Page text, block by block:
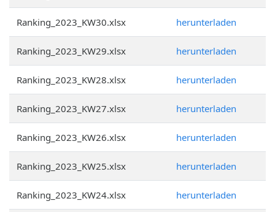
Ranking_2023_KW30.xlsx herunterladen
Ranking_2023_KW29.xlsx herunterladen
Ranking_2023_KW28.xlsx herunterladen
Ranking_2023_KW27.xlsx herunterladen
Ranking_2023_KW26.xlsx herunterladen
Ranking_2023_KW25.xlsx herunterladen
Ranking_2023_KW24.xlsx herunterladen